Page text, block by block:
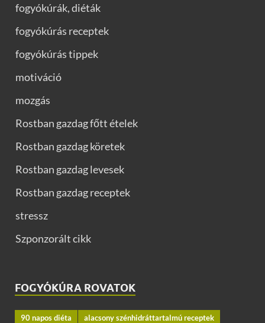
fogyókúrák, diéták
fogyókúrás receptek
fogyókúrás tippek
motiváció
mozgás
Rostban gazdag főtt ételek
Rostban gazdag köretek
Rostban gazdag levesek
Rostban gazdag receptek
stressz
Szponzorált cikk
FOGYÓKÚRA ROVATOK
90 napos diéta
alacsony szénhidráttartalmú receptek